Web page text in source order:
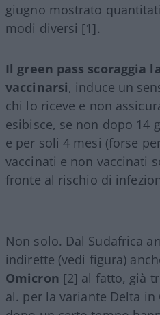
giugno mostrato
modi diversi [1].
Il green pass scoraggia
vaccinarsi, induce un
chi lo riceve e non
esibisce, se non dopo 14
e per soli 4 mesi (forse
vaccinati e non vaccinati
fronte al rischio di
Non solo. Dal Sudafrica
indirette (vedi figura)
Omicron [2] al fatto, già
al. per la variante Delta in